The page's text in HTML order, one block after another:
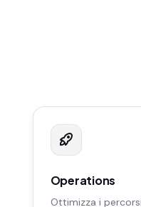
Operations
Ottimizza i